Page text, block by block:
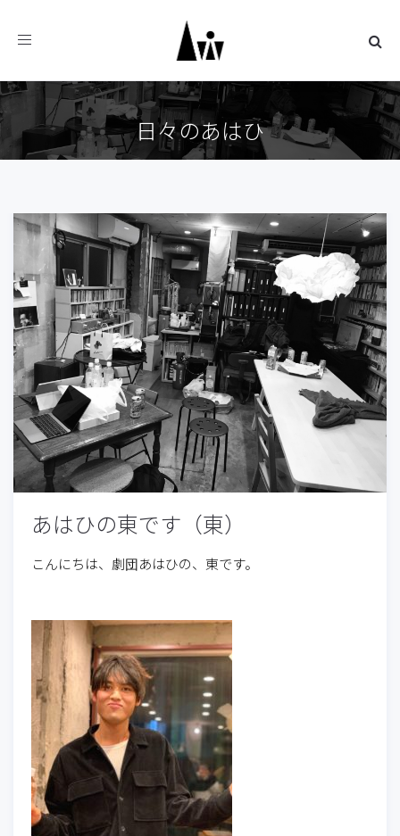
Toggle
日々のあはひ
あはひの東です（東）
こんにちは、劇団あはひの、東です。